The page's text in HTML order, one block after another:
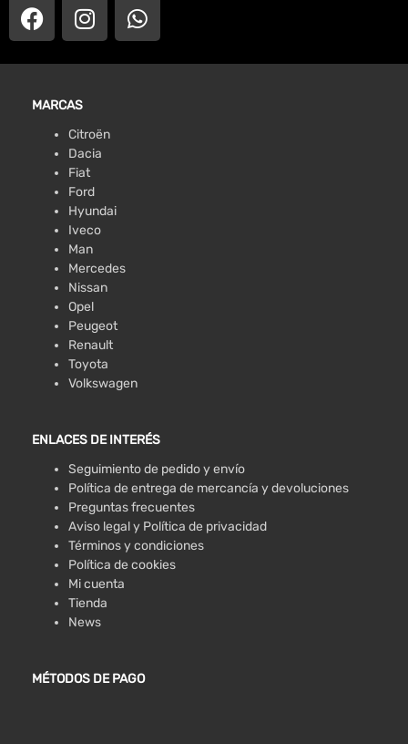
MARCAS
Citroën
Dacia
Fiat
Ford
Hyundai
Iveco
Man
Mercedes
Nissan
Opel
Peugeot
Renault
Toyota
Volkswagen
ENLACES DE INTERÉS
Seguimiento de pedido y envío
Política de entrega de mercancía y devoluciones
Preguntas frecuentes
Aviso legal y Política de privacidad
Términos y condiciones
Política de cookies
Mi cuenta
Tienda
News
MÉTODOS DE PAGO